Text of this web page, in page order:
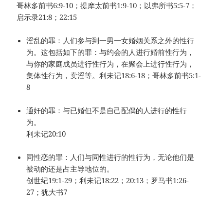
哥林多前书6:9-10；提摩太前书1:9-10；以弗所书5:5-7；
启示录21:8；22:15
淫乱的罪：人们参与到一男一女婚姻关系之外的性行
为。这包括如下的罪：与约会的人进行婚前性行为，
与你的家庭成员进行性行为，在聚会上进行性行为，
集体性行为，卖淫等。利未记18:6-18；哥林多前书5:1-
8
通奸的罪：与已婚但不是自己配偶的人进行的性行
为。
利未记20:10
同性恋的罪：人们与同性进行的性行为，无论他们是
被动的还是占主导地位的。
创世纪19:1-29；利未记18:22；20:13；罗马书1:26-
27；犹大书7